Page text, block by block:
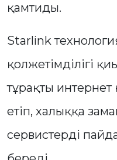
қамтиды.
Starlink
қолжетімділігі
тұрақты
етіп, халыққа
сервистерді